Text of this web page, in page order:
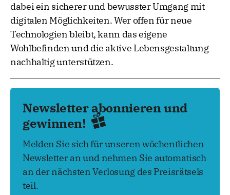
dabei ein sicherer und bewusster Umgang mit
digitalen Möglichkeiten. Wer offen für neue
Technologien bleibt, kann das eigene
Wohlbefinden und die aktive Lebensgestaltung
nachhaltig unterstützen.
Newsletter abonnieren und
gewinnen!
Melden Sie sich für unseren wöchentlichen
Newsletter an und nehmen Sie automatisch
an der nächsten Verlosung des Preisrätsels
teil.